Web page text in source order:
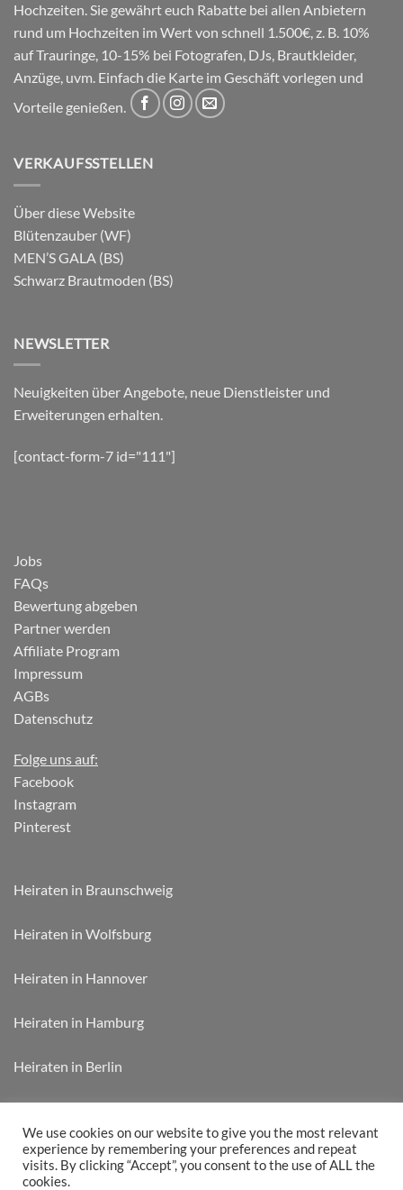
Hochzeiten. Sie gewährt euch Rabatte bei allen Anbietern
rund um Hochzeiten im Wert von schnell 1.500€, z. B. 10%
auf Trauringe, 10-15% bei Fotografen, DJs, Brautkleider,
Anzüge, uvm. Einfach die Karte im Geschäft vorlegen und
Vorteile genießen.
VERKAUFSSTELLEN
Über diese Website
Blütenzauber (WF)
MEN’S GALA (BS)
Schwarz Brautmoden (BS)
NEWSLETTER
Neuigkeiten über Angebote, neue Dienstleister und
Erweiterungen erhalten.
[contact-form-7 id="111"]
Jobs
FAQs
Bewertung abgeben
Partner werden
Affiliate Program
Impressum
AGBs
Datenschutz
Folge uns auf:
Facebook
Instagram
Pinterest
Heiraten in Braunschweig
Heiraten in Wolfsburg
Heiraten in Hannover
Heiraten in Hamburg
Heiraten in Berlin
We use cookies on our website to give you the most relevant
experience by remembering your preferences and repeat
visits. By clicking “Accept”, you consent to the use of ALL the
cookies.